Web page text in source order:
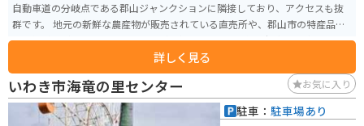
自動車道の分岐点である郡山ジャンクションに隣接しており、アクセスも抜
群です。 地元の新鮮な農産物が販売されている直売所や、郡山市の特産品で
ある鯉料理が味わえるレストランが人気です。特に、鯉の旨煮は、秘伝のタ
レでじっくりと煮込まれており、ご飯によく合います。 バイクで訪れる場
合、広々とした駐車場があるので安心です。また、周辺には、猪苗代湖や磐
梯山、会津若松など、観光スポットも豊富なので、ツーリングの拠点として
も最適です。 道の駅 さくらの郷は、地元の美味しいものや美しい景色を満喫
できるスポットです。ぜひ一度足を運んでみてください。
詳しく見る
いわき市海竜の里センター お気に入り
駐車： 駐車場あり